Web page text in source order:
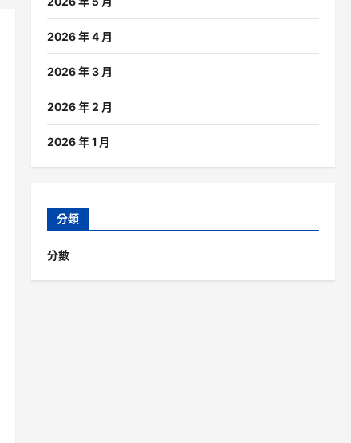
2026 年 4 月
2026 年 3 月
2026 年 2 月
2026 年 1 月
分類
分數